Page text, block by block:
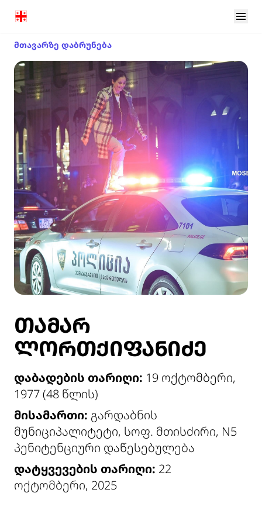
მთავარზე დაბრუნება
ᲗᲐᲛᲐᲠ
ᲚᲝᲠᲗᲥᲘᲤᲐᲜᲘᲫᲔ
დაბადების თარიღი: 19 ოქტომბერი,
1977 (48 წლის)
მისამართი: გარდაბნის
მუნიციპალიტეტი, სოფ. მთისძირი, N5
პენიტენციური დაწესებულება
დატყვევების თარიღი: 22
ოქტომბერი, 2025